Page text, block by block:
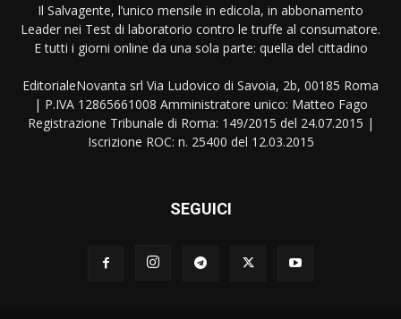
Il Salvagente, l’unico mensile in edicola, in abbonamento
Leader nei Test di laboratorio contro le truffe al consumatore.
E tutti i giorni online da una sola parte: quella del cittadino
EditorialeNovanta srl Via Ludovico di Savoia, 2b, 00185 Roma
| P.IVA 12865661008 Amministratore unico: Matteo Fago
Registrazione Tribunale di Roma: 149/2015 del 24.07.2015 |
Iscrizione ROC: n. 25400 del 12.03.2015
SEGUICI